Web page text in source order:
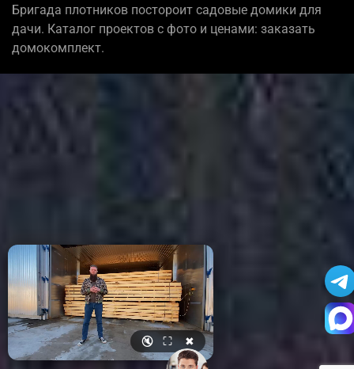
Бригада плотников постороит садовые домики для
дачи. Каталог проектов с фото и ценами: заказать
домокомплект.
🔇 ⛶ ✖